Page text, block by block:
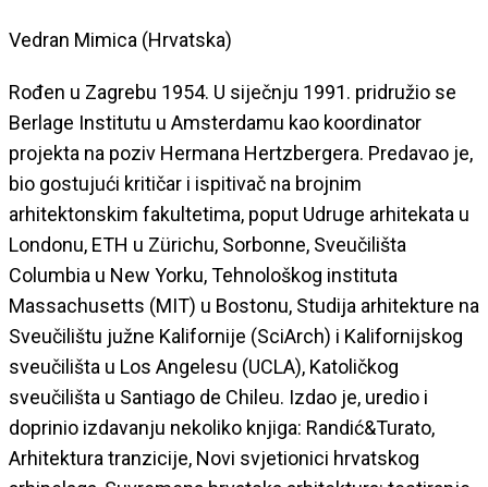
Vedran Mimica (Hrvatska)
Rođen u Zagrebu 1954. U siječnju 1991. pridružio se
Berlage Institutu u Amsterdamu kao koordinator
projekta na poziv Hermana Hertzbergera. Predavao je,
bio gostujući kritičar i ispitivač na brojnim
arhitektonskim fakultetima, poput Udruge arhitekata u
Londonu, ETH u Zürichu, Sorbonne, Sveučilišta
Columbia u New Yorku, Tehnološkog instituta
Massachusetts (MIT) u Bostonu, Studija arhitekture na
Sveučilištu južne Kalifornije (SciArch) i Kalifornijskog
sveučilišta u Los Angelesu (UCLA), Katoličkog
sveučilišta u Santiago de Chileu. Izdao je, uredio i
doprinio izdavanju nekoliko knjiga: Randić&Turato,
Arhitektura tranzicije, Novi svjetionici hrvatskog